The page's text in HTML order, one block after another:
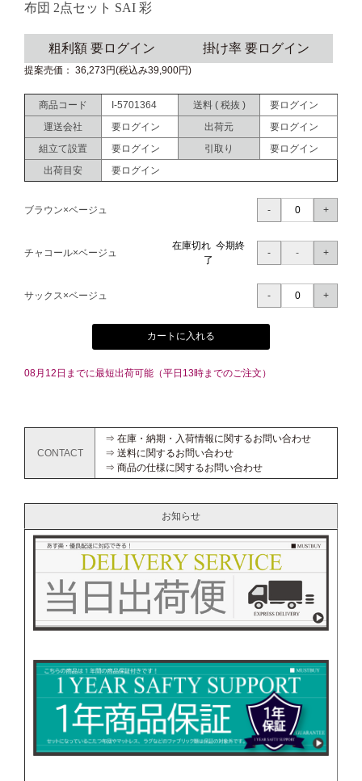
布団 2点セット SAI 彩
粗利額 要ログイン 掛け率 要ログイン
提案売価： 36,273円(税込み39,900円)
商品コード I-5701364 送料 ( 税抜 )
要ログイン
運送会社
要ログイン 出荷元
要ログイン
組立て設置
要ログイン 引取り
要ログイン
出荷目安
要ログイン
ブラウン×ベージュ
チャコール×ベージュ
在庫切れ 今期終
了
サックス×ベージュ
カートに入れる
08月12日までに最短出荷可能（平日13時までのご注文）
CONTACT
⇒ 在庫・納期・入荷情報に関するお問い合わせ
⇒ 送料に関するお問い合わせ
⇒ 商品の仕様に関するお問い合わせ
お知らせ